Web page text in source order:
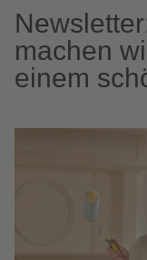
machen
einem